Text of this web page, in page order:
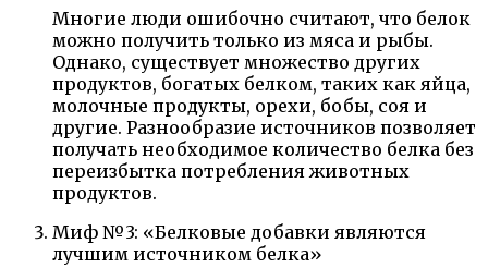
Многие люди ошибочно считают, что белок
можно получить только из мяса и рыбы.
Однако, существует множество других
продуктов, богатых белком, таких как яйца,
молочные продукты, орехи, бобы, соя и
другие. Разнообразие источников позволяет
получать необходимое количество белка без
переизбытка потребления животных
продуктов.
Миф №3: «Белковые добавки являются
лучшим источником белка»